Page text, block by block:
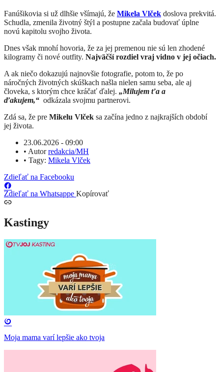
Fanúšikovia si už dlhšie všímajú, že Mikela Vlček doslova prekvitá.
Schudla, zmenila životný štýl a postupne začala budovať úplne
novú kapitolu svojho života.
Dnes však mnohí hovoria, že za jej premenou nie sú len zhodené
kilogramy či nové outfity. Najväčší rozdiel vraj vidno v jej očiach.
A ak niečo dokazujú najnovšie fotografie, potom to, že po
náročných životných skúškach našla nielen samu seba, ale aj
človeka, s ktorým chce kráčať ďalej. „Milujem ťa a
ďakujem,“ odkázala svojmu partnerovi.
Zdá sa, že pre Mikelu Vlček sa začína jedno z najkrajších období
jej života.
23.06.2026 - 09:00
• Autorredakcia/MH
• Tagy: Mikela Vlček
Zdieľať na Facebooku
Zdieľať na Whatsappe Kopírovať
Kastingy
Moja mama varí lepšie ako tvoja